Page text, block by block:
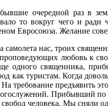
очередной раз в
то вокруг чего и ради
Евросоюза. Желание
самолета нас, троих
проповедующих любовь к
одного священника,
как туристам. Когда
На требование предъявить
Прибывший по
человека. Мы сняли